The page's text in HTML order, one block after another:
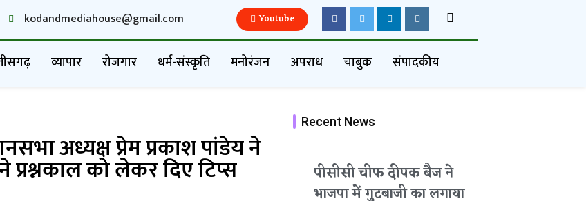
kodandmediahouse@gmail.com Youtube
व्यापार रोजगार धर्म-संस्कृति मनोरंजन अपराध चाबुक संपादकीय
अध्यक्ष प्रेम प्रकाश पांडेय ने
को लेकर दिए टिप्स
Recent News
पीसीसी चीफ दीपक बैज ने
भाजपा में गुटबाजी का लगाया